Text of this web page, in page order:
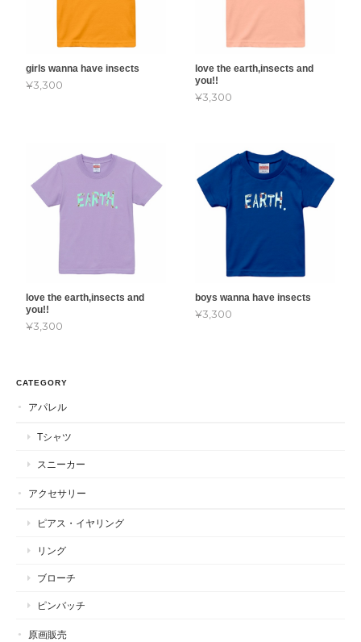
girls wanna have insects
¥3,300
love the earth,insects and
you!!
¥3,300
love the earth,insects and
you!!
¥3,300
boys wanna have insects
¥3,300
CATEGORY
アパレル
Tシャツ
スニーカー
アクセサリー
ピアス・イヤリング
リング
ブローチ
ピンバッチ
原画販売